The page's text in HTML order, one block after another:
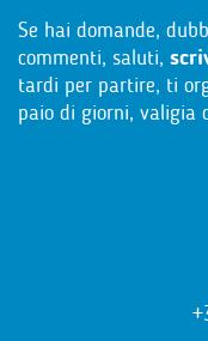
Se hai domande,
commenti, saluti,
tardi per partire, ti
paio di giorni, valigia